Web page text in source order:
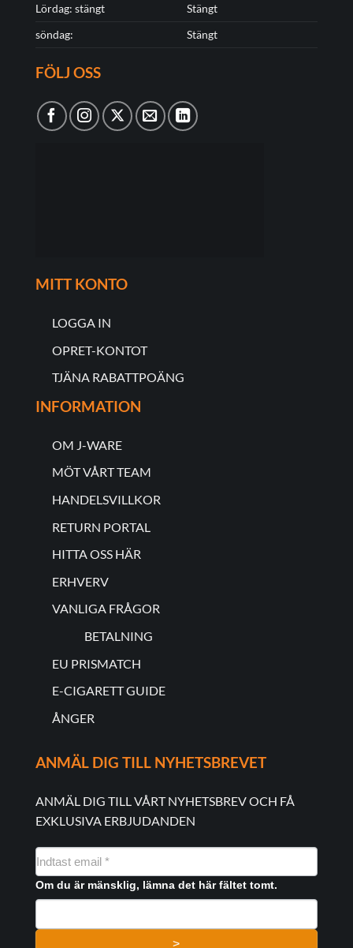
Lördag: stängt
Stängt
söndag:
Stängt
FÖLJ OSS
MITT KONTO
LOGGA IN
OPRET-KONTOT
TJÄNA RABATTPOÄNG
INFORMATION
OM J-WARE
MÖT VÅRT TEAM
HANDELSVILLKOR
RETURN PORTAL
HITTA OSS HÄR
ERHVERV
VANLIGA FRÅGOR
BETALNING
EU PRISMATCH
E-CIGARETT GUIDE
ÅNGER
ANMÄL DIG TILL NYHETSBREVET
ANMÄL DIG TILL VÅRT NYHETSBREV OCH FÅ
EXKLUSIVA ERBJUDANDEN
NYHEDSMAIL
FORMULAR
Om du är mänsklig, lämna det här fältet tomt.
>